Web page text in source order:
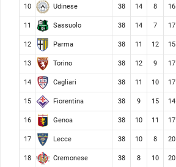
10 Udinese 38 14 8 16
11 Sassuolo 38 14 7 17
12 Parma 38 11 12 15
13 Torino 38 12 9 17
14 Cagliari 38 11 10 17
15 Fiorentina 38 9 15 14
16 Genoa 38 10 11 17
17 Lecce 38 10 8 20
18 Cremonese 38 8 10 20